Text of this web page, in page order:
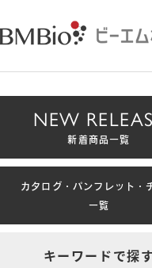
NEW
新着商品一覧
カタログ・パンフレット・
一覧
キーワードで探す